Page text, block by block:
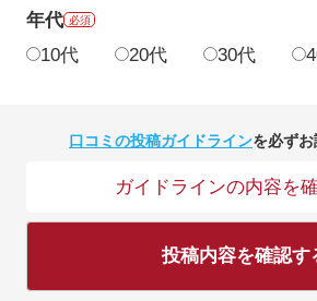
年代 必須
10代 20代 30代
口コミの投稿ガイドラインを必ずお
ガイドラインの内容を
投稿内容を確認す